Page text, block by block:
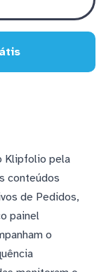
Klipfolio pela
conteúdos
de Pedidos,
painel
o